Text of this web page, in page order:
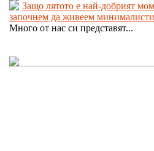
Защо лятото е най-добрият
започнем да живеем
Много от нас си представят...